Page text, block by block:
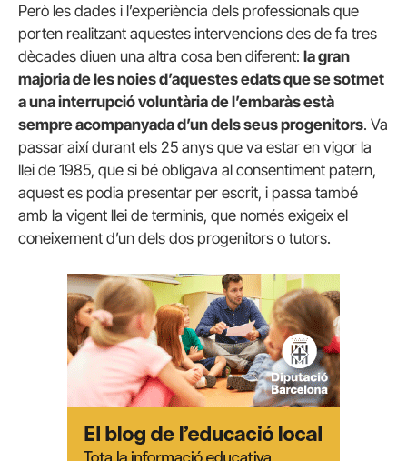
Però les dades i l’experiència dels professionals que
porten realitzant aquestes intervencions des de fa tres
dècades diuen una altra cosa ben diferent: la gran
majoriade les noiesd’aquestesedats quese sotmet
a unainterrupcióvoluntària de l’embaràs està
sempreacompanyadad’un dels seusprogenitors. Va
passar així durant els 25 anys que va estar en vigor la
llei de 1985, que si bé obligava al consentiment patern,
aquest es podia presentar per escrit, i passa també
amb la vigent llei de terminis, que només exigeix ​​el
coneixement d’un dels dos progenitors o tutors.